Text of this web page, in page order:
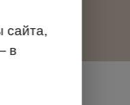
сайта,
в